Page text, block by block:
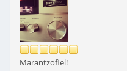
Marantzofiel!